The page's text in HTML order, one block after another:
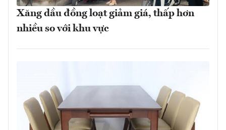
Xăng dầu đồng loạt giảm giá, thấp hơn
nhiều so với khu vực